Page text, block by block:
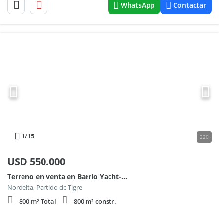
WhatsApp Contactar
1/15 220
USD 550.000
Terreno en venta en Barrio Yacht-Nordelta
Nordelta, Partido de Tigre
800 m² Total
800 m² constr.